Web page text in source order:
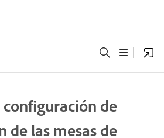
de
de las mesas de